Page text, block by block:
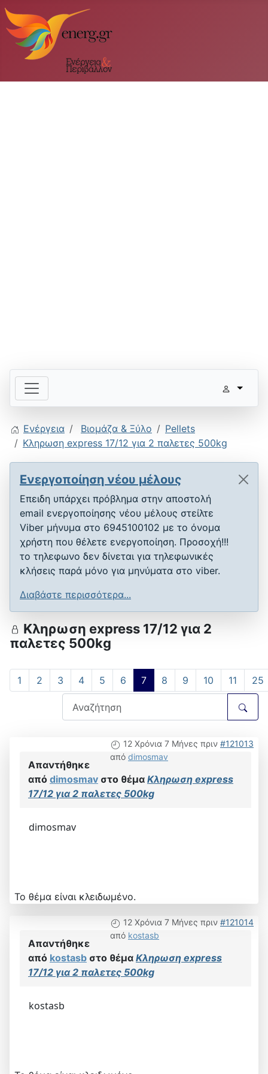
Ενέργεια Βιομάζα & Ξύλο
Pellets
Κληρωση express 17/12 για 2 παλετες 500kg
Ενεργοποίηση νέου μέλους
Επειδη υπάρχει πρόβλημα στην αποστολή
email ενεργοποίησης νέου μέλους στείλτε
Viber μήνυμα στο 6945100102 με το όνομα
χρήστη που θέλετε ενεργοποίηση. Προσοχή!!!
το τηλεφωνο δεν δίνεται για τηλεφωνικές
κλήσεις παρά μόνο για μηνύματα στο viber.
Διαβάστε περισσότερα...
Κληρωση express 17/12 για 2
παλετες 500kg
1 2 3 4 5 6 7 8 9 10 11 25
12 Χρόνια 7 Μήνες πριν #121013
από dimosmav
Απαντήθηκε
από dimosmav στο θέμα Κληρωση express
17/12 για 2 παλετες 500kg
dimosmav
Το θέμα είναι κλειδωμένο.
12 Χρόνια 7 Μήνες πριν #121014
από kostasb
Απαντήθηκε
από kostasb στο θέμα Κληρωση express
17/12 για 2 παλετες 500kg
kostasb